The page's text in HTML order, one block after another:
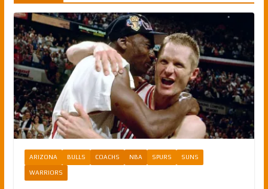
ARIZONA BULLS COACHS NBA SPURS SUNS
WARRIORS